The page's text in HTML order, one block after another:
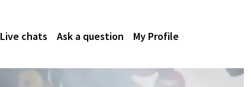
Live chats Ask a question My Profile